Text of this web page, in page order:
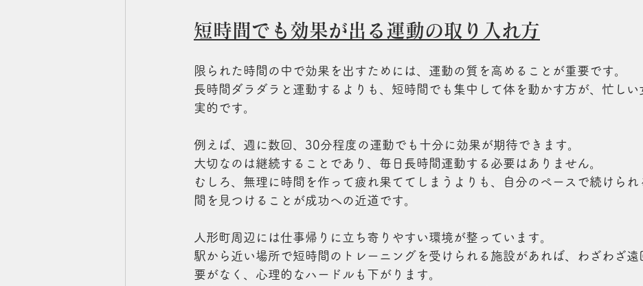
短時間でも効果が出る運動の取り入れ方
限られた時間の中で効果を出すためには、運動の質を高めることが重要です。
長時間ダラダラと運動するよりも、短時間でも集中して体を動かす方が、忙しい
実的です。
例えば、週に数回、30分程度の運動でも十分に効果が期待できます。
大切なのは継続することであり、毎日長時間運動する必要はありません。
むしろ、無理に時間を作って疲れ果ててしまうよりも、自分のペースで続けられ
間を見つけることが成功への近道です。
人形町周辺には仕事帰りに立ち寄りやすい環境が整っています。
駅から近い場所で短時間のトレーニングを受けられる施設があれば、わざわざ遠
要がなく、心理的なハードルも下がります。